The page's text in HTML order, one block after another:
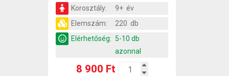
Korosztály:
9+ év
Elemszám:
220 db
Elérhetőség: 5-10 db
azonnal
8 900 Ft